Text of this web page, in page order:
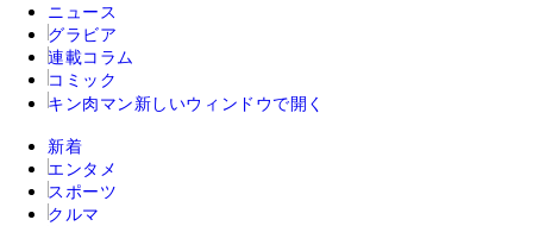
ニュース
グラビア
連載コラム
コミック
キン肉マン 新しいウィンドウで開く
新着
エンタメ
スポーツ
クルマ